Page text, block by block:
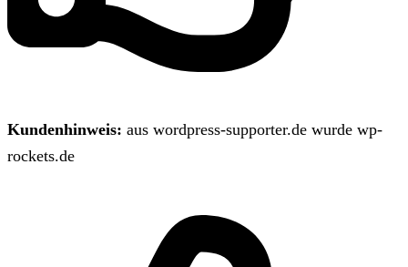
Kundenhinweis: aus wordpress-supporter.de wurde wp-
rockets.de